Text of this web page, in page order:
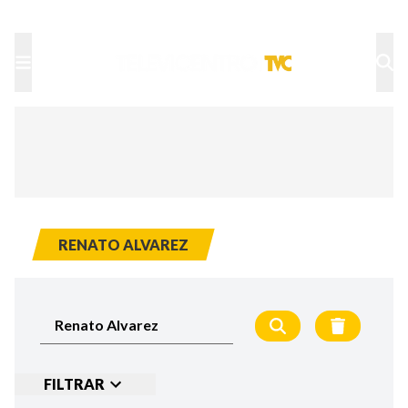
RENATO ALVAREZ
FILTRAR